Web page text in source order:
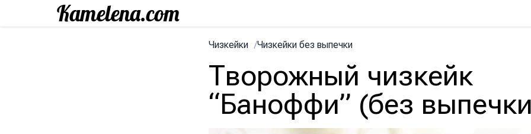
Чизкейки /Чизкейки без выпечки
Творожный чизкейк
“Баноффи” (без